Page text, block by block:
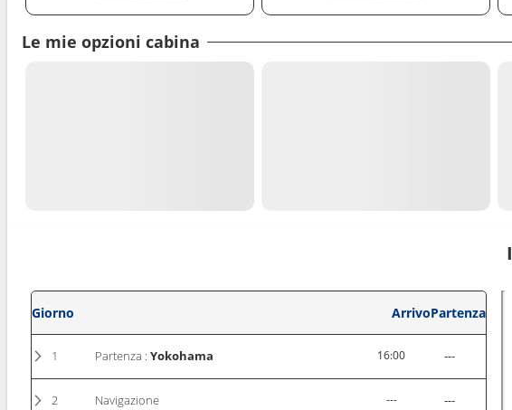
Le mie opzioni cabina
Giorno ArrivoPartenza
1 Partenza : Yokohama 16:00 ---
2 Navigazione --- ---